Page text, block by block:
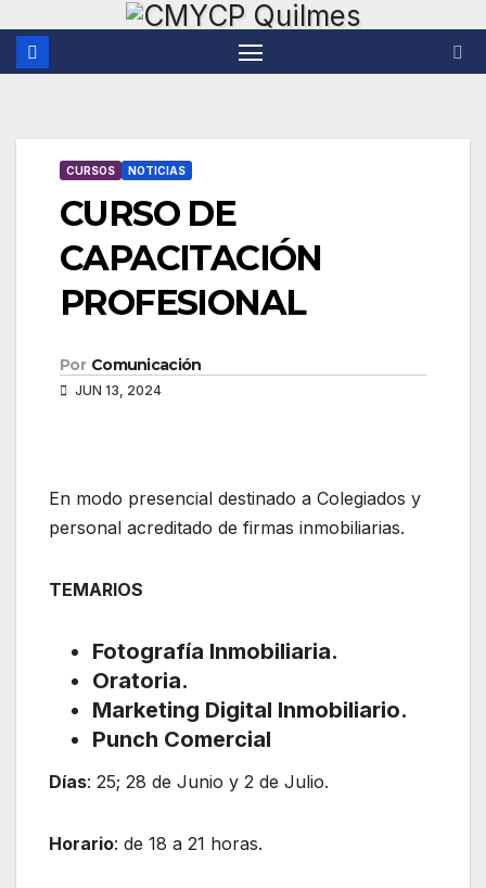
contenido
CURSOS NOTICIAS
CURSO DE
CAPACITACIÓN
PROFESIONAL
Por Comunicación
JUN 13, 2024
En modo presencial destinado a Colegiados y
personal acreditado de firmas inmobiliarias.
TEMARIOS
Fotografía Inmobiliaria.
Oratoria.
Marketing Digital Inmobiliario.
Punch Comercial
Días: 25; 28 de Junio y 2 de Julio.
Horario: de 18 a 21 horas.